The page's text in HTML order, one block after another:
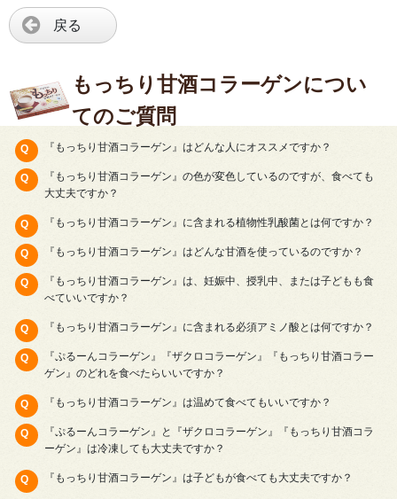
戻る
もっちり甘酒コラーゲンについ
てのご質問
『もっちり甘酒コラーゲン』はどんな人にオススメですか？
『もっちり甘酒コラーゲン』の色が変色しているのですが、食べても
大丈夫ですか？
『もっちり甘酒コラーゲン』に含まれる植物性乳酸菌とは何ですか？
『もっちり甘酒コラーゲン』はどんな甘酒を使っているのですか？
『もっちり甘酒コラーゲン』は、妊娠中、授乳中、または子どもも食
べていいですか？
『もっちり甘酒コラーゲン』に含まれる必須アミノ酸とは何ですか？
『ぷるーんコラーゲン』『ザクロコラーゲン』『もっちり甘酒コラー
ゲン』のどれを食べたらいいですか？
『もっちり甘酒コラーゲン』は温めて食べてもいいですか？
『ぷるーんコラーゲン』と『ザクロコラーゲン』『もっちり甘酒コラ
ーゲン』は冷凍しても大丈夫ですか？
『もっちり甘酒コラーゲン』は子どもが食べても大丈夫ですか？